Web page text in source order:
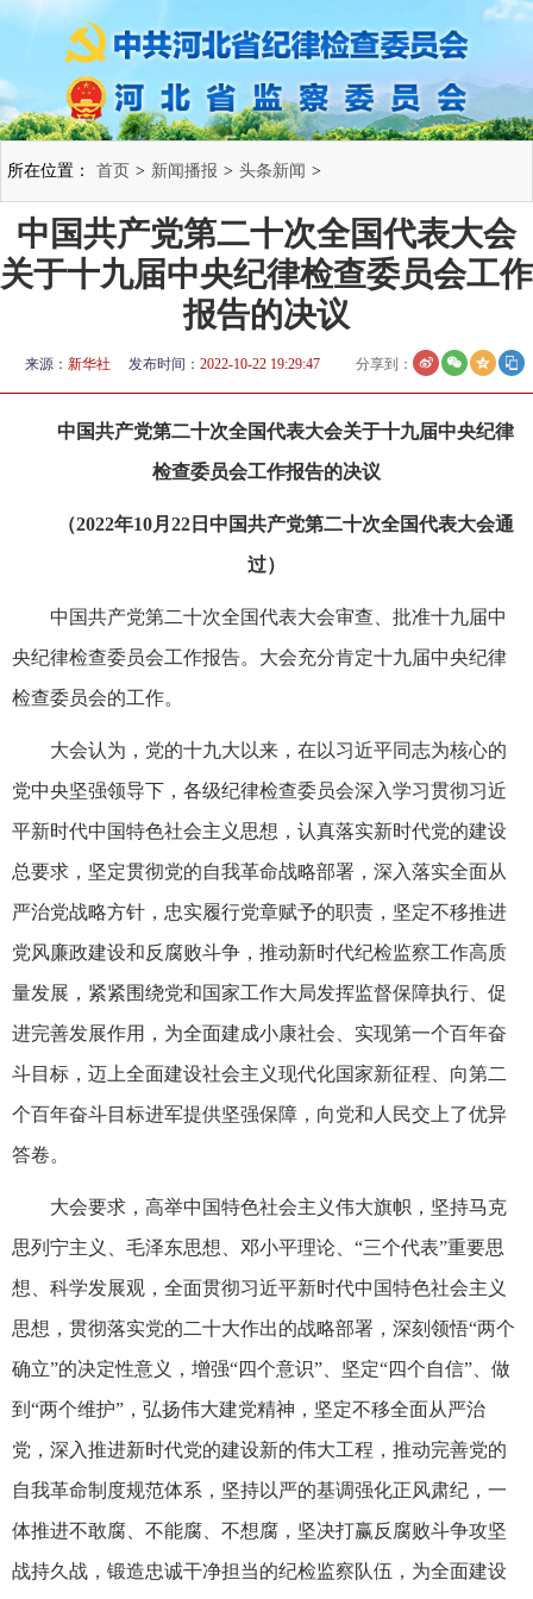
所在位置： 首页 > 新闻播报 > 头条新闻 >
中国共产党第二十次全国代表大会
关于十九届中央纪律检查委员会工作
报告的决议
来源： 新华社 发布时间： 2022-10-22 19:29:47 分享到：
中国共产党第二十次全国代表大会关于十九届中央纪律
检查委员会工作报告的决议
（2022年10月22日中国共产党第二十次全国代表大会通
过）
中国共产党第二十次全国代表大会审查、批准十九届中
央纪律检查委员会工作报告。大会充分肯定十九届中央纪律
检查委员会的工作。
大会认为，党的十九大以来，在以习近平同志为核心的
党中央坚强领导下，各级纪律检查委员会深入学习贯彻习近
平新时代中国特色社会主义思想，认真落实新时代党的建设
总要求，坚定贯彻党的自我革命战略部署，深入落实全面从
严治党战略方针，忠实履行党章赋予的职责，坚定不移推进
党风廉政建设和反腐败斗争，推动新时代纪检监察工作高质
量发展，紧紧围绕党和国家工作大局发挥监督保障执行、促
进完善发展作用，为全面建成小康社会、实现第一个百年奋
斗目标，迈上全面建设社会主义现代化国家新征程、向第二
个百年奋斗目标进军提供坚强保障，向党和人民交上了优异
答卷。
大会要求，高举中国特色社会主义伟大旗帜，坚持马克
思列宁主义、毛泽东思想、邓小平理论、“三个代表”重要思
想、科学发展观，全面贯彻习近平新时代中国特色社会主义
思想，贯彻落实党的二十大作出的战略部署，深刻领悟“两个
确立”的决定性意义，增强“四个意识”、坚定“四个自信”、做
到“两个维护”，弘扬伟大建党精神，坚定不移全面从严治
党，深入推进新时代党的建设新的伟大工程，推动完善党的
自我革命制度规范体系，坚持以严的基调强化正风肃纪，一
体推进不敢腐、不能腐、不想腐，坚决打赢反腐败斗争攻坚
战持久战，锻造忠诚干净担当的纪检监察队伍，为全面建设